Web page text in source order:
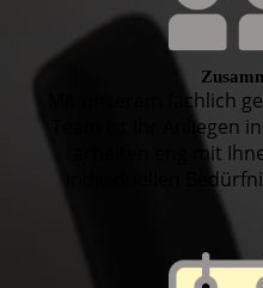
Mit unserem fachlich
Team ist Ihr Anliegen
arbeiten eng mit
individuellen